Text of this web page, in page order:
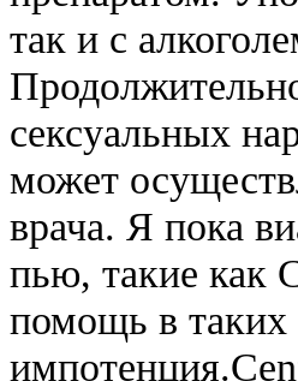
так и с
сексуальных
может
врача. Я пока
пью, такие как
помощь в таких